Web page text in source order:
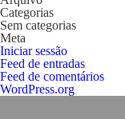
CONTACTOS
FAMA
Categorias
Sem categorias
Meta
Iniciar sessão
Feed de entradas
Feed de comentários
WordPress.org